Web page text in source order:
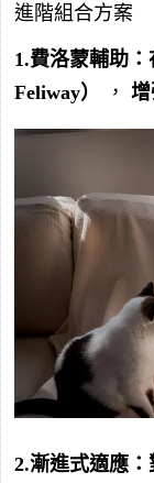
進階組合方案
1.費洛蒙輔助
Feliway）
，
2.漸進式適應